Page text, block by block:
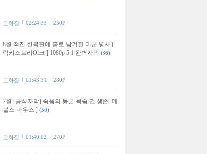
고화질 02:24:33 250P
8월 적진 한복판에 홀로 남겨진 미군 병사 [
럭키스트라Ol크 ] 1080p 5.1 완벽자막 (36)
고화질 01:43:31 280P
7월 [공식자막] 죽음의 동굴 목숨 건 생존[ 데
블스 마우스 ] (50)
고화질 01:40:02 270P